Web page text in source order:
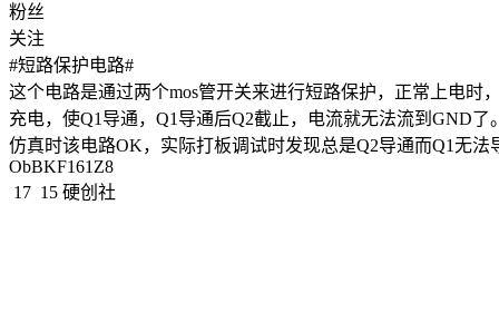
粉丝
关注
#短路保护电路#
这个电路是通过两个mos管开关来进行短路保护，正常上电时
充电，使Q1导通，Q1导通后Q2截止，电流就无法流到GND了
仿真时该电路OK，实际打板调试时发现总是Q2导通而Q1无
ObBKF161Z8
17 15 硬创社